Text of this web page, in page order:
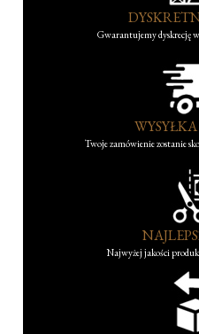
Gwarantujemy dyskrecję
WYSYŁKA
Twoje zamówienie zostanie
Najwyżej jakości